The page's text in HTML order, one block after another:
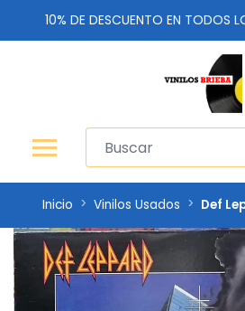
10% DE DESCUENTO EN TODOS
Inicio Vinilos Usados Def